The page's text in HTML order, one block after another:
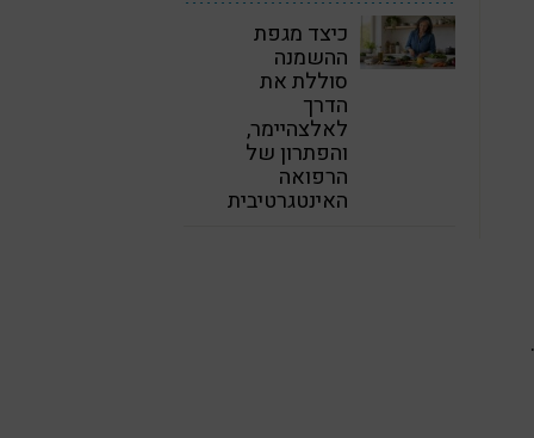
כיצד מגפת
ההשמנה
סוללת את
הדרך
לאלצהיימר,
והפתרון של
הרפואה
האינטגרטיבית